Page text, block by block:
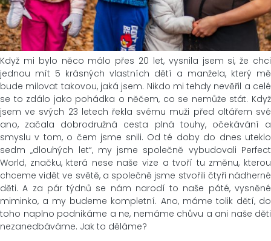
Když mi bylo něco málo přes 20 let, vysnila jsem si, že chci
jednou mít 5 krásných vlastních dětí a manžela, který mě
bude milovat takovou, jaká jsem. Nikdo mi tehdy nevěřil a celé
se to zdálo jako pohádka o něčem, co se nemůže stát. Když
jsem ve svých 23 letech řekla svému muži před oltářem své
ano, začala dobrodružná cesta plná touhy, očekávání a
smyslu v tom, o čem jsme snili. Od té doby do dnes uteklo
sedm „dlouhých let“, my jsme společně vybudovali Perfect
World, značku, která nese naše vize a tvoří tu změnu, kterou
chceme vidět ve světě, a společně jsme stvořili čtyři nádherné
děti. A za pár týdnů se nám narodí to naše páté, vysněné
miminko, a my budeme kompletní. Ano, máme tolik dětí, do
toho naplno podnikáme a ne, nemáme chůvu a ani naše děti
nezanedbáváme. Jak to děláme?